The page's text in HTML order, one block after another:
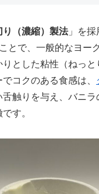
り（濃縮）製法」を採
とで、一般的なヨー
とした粘性（ねっと
コクのある食感は、
舌触りを与え、バニ
す。